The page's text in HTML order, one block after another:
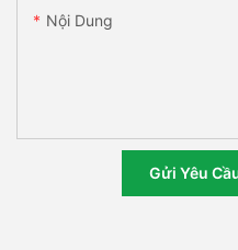
Nội Dung
Gửi Yêu